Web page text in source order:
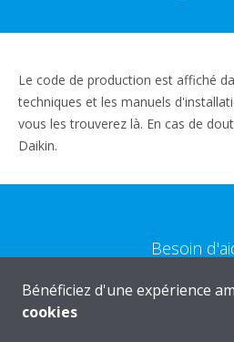
Le code de production est affiché
techniques et les manuels
vous les trouverez là. En cas de
Daikin.
Besoin
CONTACTEZ-
Bénéficiez d'une expérience
cookies